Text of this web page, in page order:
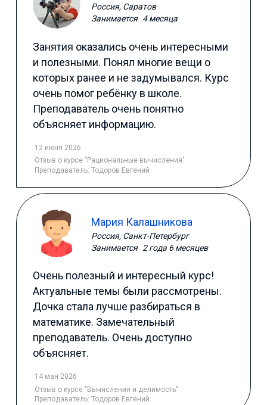
Россия, Саратов
Занимается 4 месяца
Занятия оказались очень интересными
и полезными. Понял многие вещи о
которых ранее и не задумывался. Курс
очень помог ребёнку в школе.
Преподаватель очень понятно
объясняет информацию.
12 июня 2026
Отзыв о курсе "Рациональные вычисления"
Преподаватель: Тодоров Евгений
Мария Калашникова
Россия, Санкт-Петербург
Занимается 2 года 6 месяцев
Очень полезный и интересный курс!
Актуальные темы были рассмотрены.
Дочка стала лучше разбираться в
математике. Замечательный
преподаватель. Очень доступно
объясняет.
14 мая 2026
Отзыв о курсе "Вычисления и делимость"
Преподаватель: Тодоров Евгений